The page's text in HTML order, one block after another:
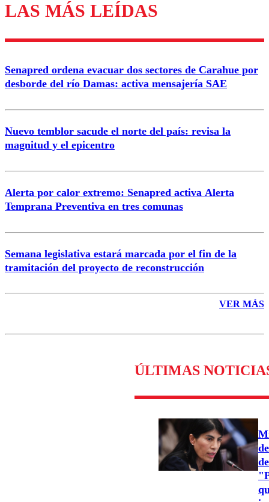
Los comentarios son moderados para garantizar un
diálogo respetuoso.
Correo
LAS MÁS LEÍDAS
Senapred ordena evacuar dos sectores de Carahue por
desborde del río Damas: activa mensajería SAE
Nuevo temblor sacude el norte del país: revisa la
magnitud y el epicentro
Alerta por calor extremo: Senapred activa Alerta
Temprana Preventiva en tres comunas
Semana legislativa estará marcada por el fin de la
tramitación del proyecto de reconstrucción
VER MÁS
ÚLTIMAS